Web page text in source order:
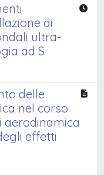
di
ultra-
ad S
delle
nel corso
aerodinamica
effetti